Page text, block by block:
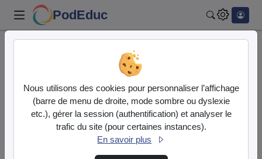
PodEduc
Ce n’est pas un jeu - Prix NAH 2026 (2). mp4
Nous utilisons des cookies pour personnaliser l’affichage
(barre de menu de droite, mode sombre ou dyslexie
etc.), gérer la session (authentification) et analyser le
trafic du site (pour certaines instances).
En savoir plus